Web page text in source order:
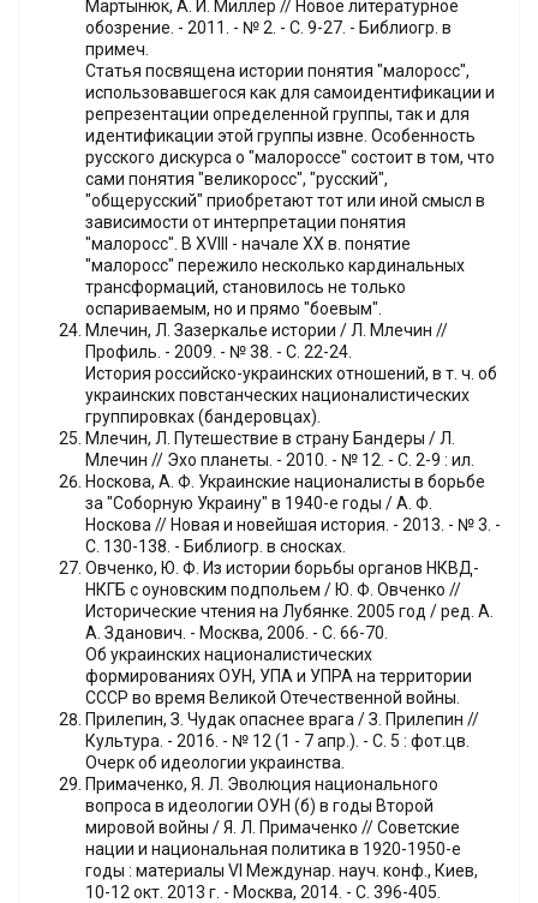
Мартынюк, А. И. Миллер // Новое литературное
обозрение. - 2011. - № 2. - С. 9-27. - Библиогр. в
примеч.
Статья посвящена истории понятия "малоросс",
использовавшегося как для самоидентификации и
репрезентации определенной группы, так и для
идентификации этой группы извне. Особенность
русского дискурса о "малороссе" состоит в том, что
сами понятия "великоросс", "русский",
"общерусский" приобретают тот или иной смысл в
зависимости от интерпретации понятия
"малоросс". В XVIII - начале XX в. понятие
"малоросс" пережило несколько кардинальных
трансформаций, становилось не только
оспариваемым, но и прямо "боевым".
Млечин, Л. Зазеркалье истории / Л. Млечин //
Профиль. - 2009. - № 38. - С. 22-24.
История российско-украинских отношений, в т. ч. об
украинских повстанческих националистических
группировках (бандеровцах).
Млечин, Л. Путешествие в страну Бандеры / Л.
Млечин // Эхо планеты. - 2010. - № 12. - С. 2-9 : ил.
Носкова, А. Ф. Украинские националисты в борьбе
за "Соборную Украину" в 1940-е годы / А. Ф.
Носкова // Новая и новейшая история. - 2013. - № 3. -
С. 130-138. - Библиогр. в сносках.
Овченко, Ю. Ф. Из истории борьбы органов НКВД-
НКГБ с оуновским подпольем / Ю. Ф. Овченко //
Исторические чтения на Лубянке. 2005 год / ред. А.
А. Зданович. - Москва, 2006. - С. 66-70.
Об украинских националистических
формированиях ОУН, УПА и УПРА на территории
СССР во время Великой Отечественной войны.
Прилепин, З. Чудак опаснее врага / З. Прилепин //
Культура. - 2016. - № 12 (1 - 7 апр.). - С. 5 : фот.цв.
Очерк об идеологии украинства.
Примаченко, Я. Л. Эволюция национального
вопроса в идеологии ОУН (б) в годы Второй
мировой войны / Я. Л. Примаченко // Советские
нации и национальная политика в 1920-1950-е
годы : материалы VI Междунар. науч. конф., Киев,
10-12 окт. 2013 г. - Москва, 2014. - С. 396-405.